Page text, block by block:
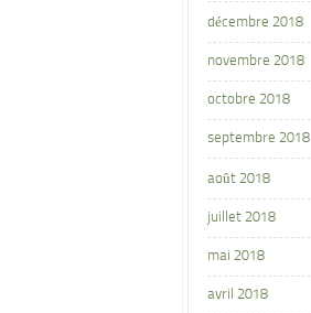
décembre 2018
novembre 2018
octobre 2018
septembre 2018
août 2018
juillet 2018
mai 2018
avril 2018